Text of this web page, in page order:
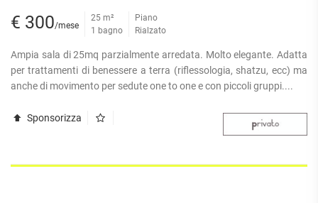
MANSARDE
STANZE
RUSTICI E
CASALI
VICINO
ALLA
METROPOLITANA
€ 300/mese
25 m²
1 bagno
Piano
Rialzato
Ampia sala di 25mq parzialmente arredata. Molto elegante. Adatta
per trattamenti di benessere a terra (riflessologia, shatzu, ecc) ma
anche di movimento per sedute one to one e con piccoli gruppi....
Sponsorizza